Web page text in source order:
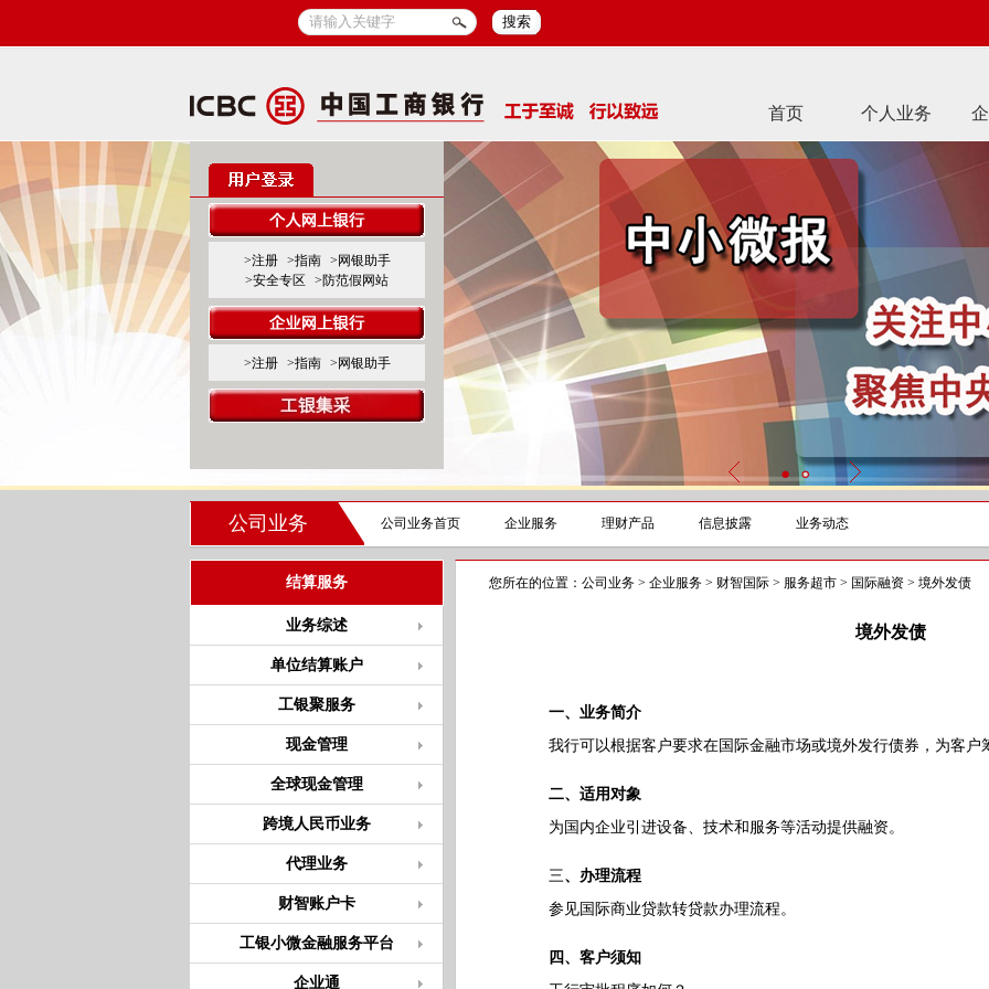
搜索
首页 个人业务
>注册 >指南
>网银助手
>安全专区
>防范假网站
>注册 >指南 >网银助手
公司业务 公司业务首页 企业服务 理财产品 信息披露 业务动态
结算服务
业务综述
单位结算账户
工银聚服务
现金管理
全球现金管理
跨境人民币业务
代理业务
财智账户卡
工银小微金融服务平台
企业通
您所在的位置： 公司业务 > 企业服务 > 财智国际 > 服务超市 > 国际融资 > 境外发债
境外发债
一、业务简介
我行可以根据客户要求在国际金融市场或境外发行债券，为客户
二、 适用对象
为国内企业引进设备、技术和服务等活动提供融资。
三、办理流程
参见国际商业贷款转贷款办理流程。
四 、客户须知